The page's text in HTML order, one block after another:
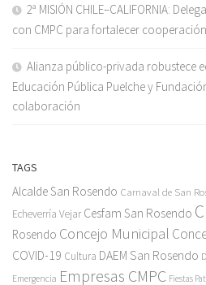
2ª MISIÓN CHILE–CALIFORNIA:
con CMPC para fortalecer
Alianza público-privada robustece
Educación Pública Puelche y
colaboración
TAGS
Alcalde San Rosendo Carnaval de San
Echeverría Vejar Cesfam San Rosendo
Rosendo Concejo Municipal
COVID-19 Cultura DAEM San Rosendo
Emergencia Empresas CMPC Fiestas